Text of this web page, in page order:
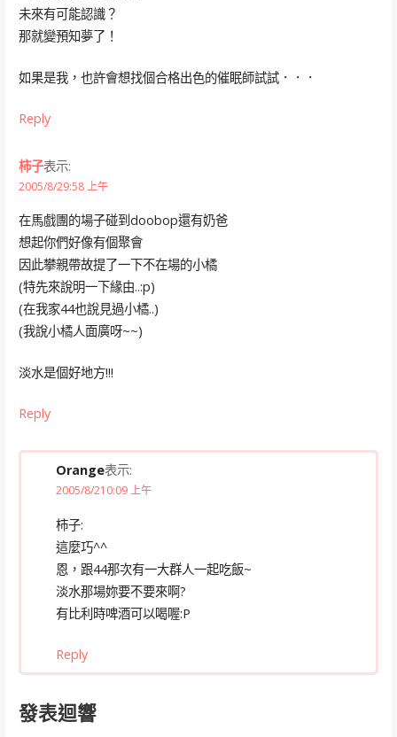
未來有可能認識？
那就變預知夢了！
如果是我，也許會想找個合格出色的催眠師試試．．．
Reply
柿子表示:
2005/8/29:58 上午
在馬戲團的場子碰到doobop還有奶爸
想起你們好像有個聚會
因此攀親帶故提了一下不在場的小橘
(特先來說明一下緣由..:p)
(在我家44也說見過小橘..)
(我說小橘人面廣呀~~)
淡水是個好地方!!!
Reply
Orange表示:
2005/8/210:09 上午
柿子:
這麼巧^^
恩，跟44那次有一大群人一起吃飯~
淡水那場妳要不要來啊?
有比利時啤酒可以喝喔:P
Reply
發表迴響